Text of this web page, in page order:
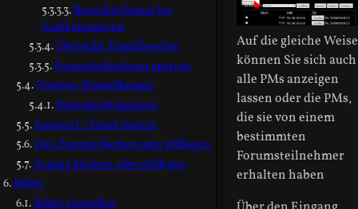
Benachrichtung bei
Gastkommentar
Übersicht Zugriffsrechte
Forumsteilnehmer sperren
(System-)Einstellungen
Benachrichtigungen
Passwort / Email ändern
Den Zugang löschen oder stilllegen
Zugang löschen oder stilllegen
Bilder
Bilder einstellen
Auf die gleiche Weise
können Sie sich auch
alle PMs anzeigen
lassen oder die PMs,
die sie von einem
bestimmten
Forumsteilnehmer
erhalten haben